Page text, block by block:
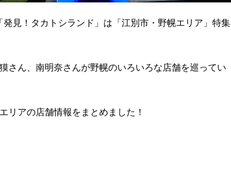
見！タカトシランド」は「江別市・野幌エリア」特集
さん、南明奈さんが野幌のいろいろな店舗を巡ってい
リアの店舗情報をまとめました！